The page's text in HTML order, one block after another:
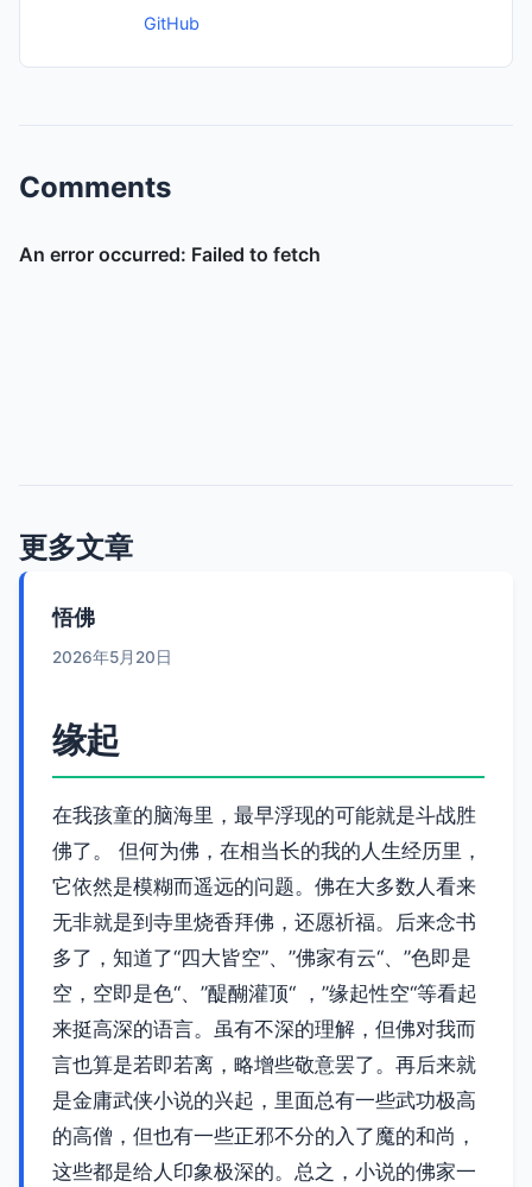
GitHub
Comments
更多文章
悟佛
2026年5月20日
缘起
在我孩童的脑海里，最早浮现的可能就是斗战胜
佛了。 但何为佛，在相当长的我的人生经历里，
它依然是模糊而遥远的问题。佛在大多数人看来
无非就是到寺里烧香拜佛，还愿祈福。后来念书
多了，知道了“四大皆空”、”佛家有云“、”色即是
空，空即是色“、”醍醐灌顶“ ，”缘起性空“等看起
来挺高深的语言。虽有不深的理解，但佛对我而
言也算是若即若离，略增些敬意罢了。再后来就
是金庸武侠小说的兴起，里面总有一些武功极高
的高僧，但也有一些正邪不分的入了魔的和尚，
这些都是给人印象极深的。总之，小说的佛家一